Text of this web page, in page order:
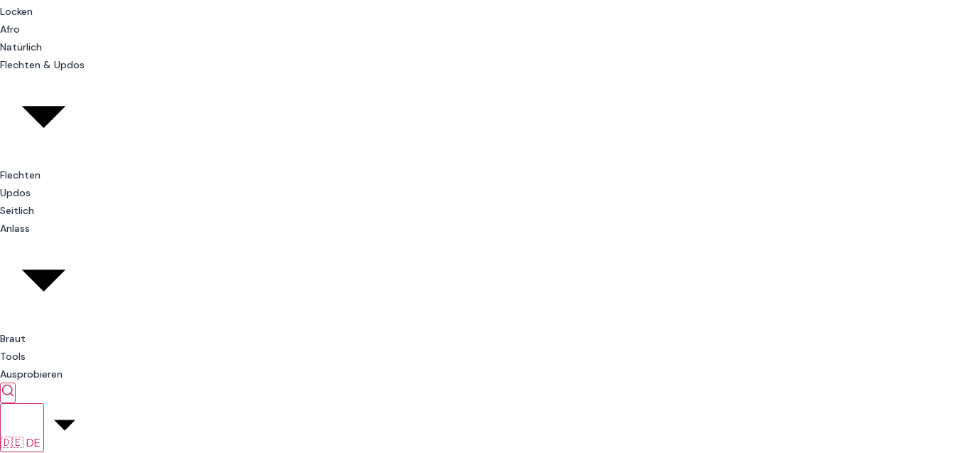
Locken
Afro
Natürlich
Flechten & Updos
Flechten
Updos
Seitlich
Anlass
Braut
Tools
Ausprobieren
🇩🇪DE